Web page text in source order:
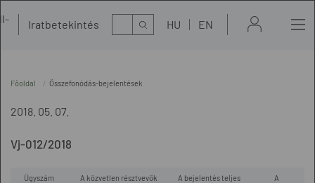
Iratbetekintés Kereső HU EN
Főoldal Összefonódás-bejelentések
2018. 05. 07.
Vj-012/2018
Ügyszám A közvetlen résztvevők
A bejelentés teljes
A